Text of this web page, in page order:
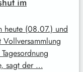
heute (08.07.) und
sagt der …